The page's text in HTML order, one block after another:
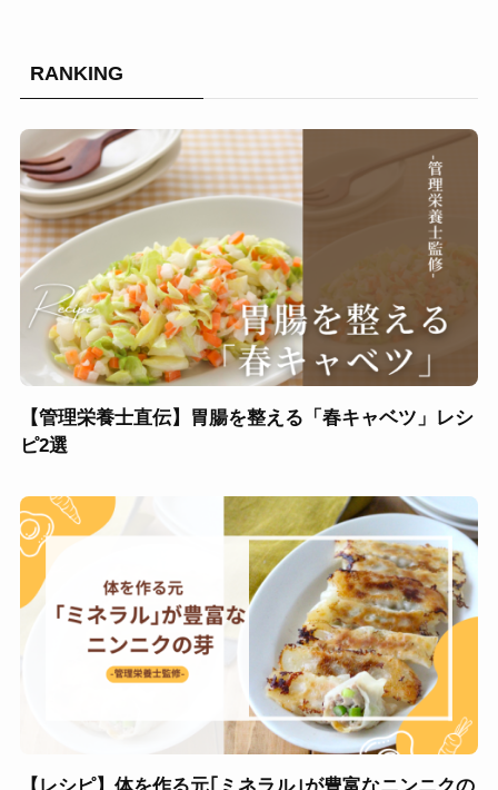
RANKING
【管理栄養士直伝】胃腸を整える「春キャベツ」レシ
ピ2選
【レシピ】体を作る元｢ミネラル｣が豊富なニンニクの